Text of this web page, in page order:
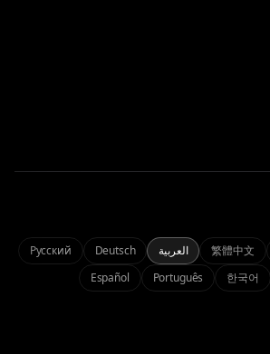
繁體中文 العربية Deutsch
Русский
한국어
Português
Español
الوسائط فيديو سينمائي من النص والصورة